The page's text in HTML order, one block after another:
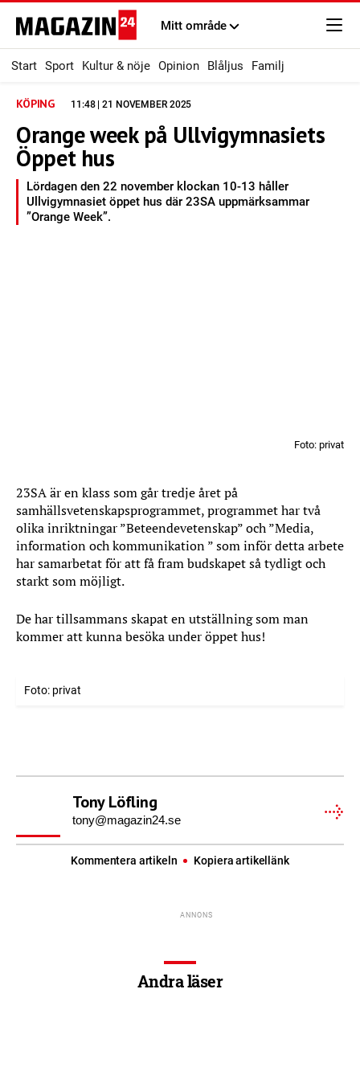
Mitt område
Start Sport Kultur & nöje Opinion Blåljus Familj
KÖPING 11:48 | 21 NOVEMBER 2025
Orange week på Ullvigymnasiets
Öppet hus
Lördagen den 22 november klockan 10-13 håller
Ullvigymnasiet öppet hus där 23SA uppmärksammar
”Orange Week”.
Foto: privat
23SA är en klass som går tredje året på
samhällsvetenskapsprogrammet, programmet har två
olika inriktningar ”Beteendevetenskap” och ”Media,
information och kommunikation ” som inför detta arbete
har samarbetat för att få fram budskapet så tydligt och
starkt som möjligt.
De har tillsammans skapat en utställning som man
kommer att kunna besöka under öppet hus!
Foto: privat
Tony Löfling
tony@magazin24.se
Kommentera artikeln Kopiera artikellänk
Andra läser